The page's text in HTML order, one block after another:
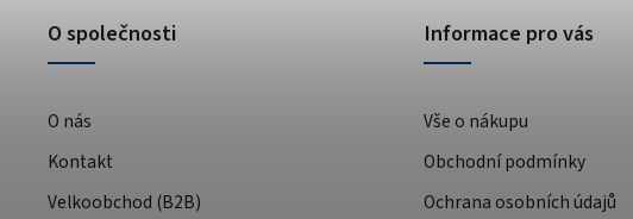
O společnosti
O nás
Kontakt
Velkoobchod (B2B)
Informace pro vás
Vše o nákupu
Obchodní podmínky
Ochrana osobních údajů